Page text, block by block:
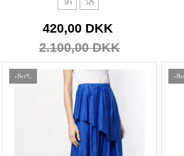
420,00 DKK
2.100,00 DKK
-80% -